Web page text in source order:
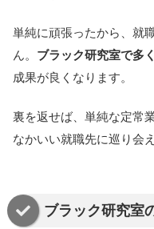
単純に頑張ったから、就
ん。 ブラック研究室で多
成果が良くなります。
裏を返せば、単純な定常
なかいい就職先に巡り会
ブラック研究室